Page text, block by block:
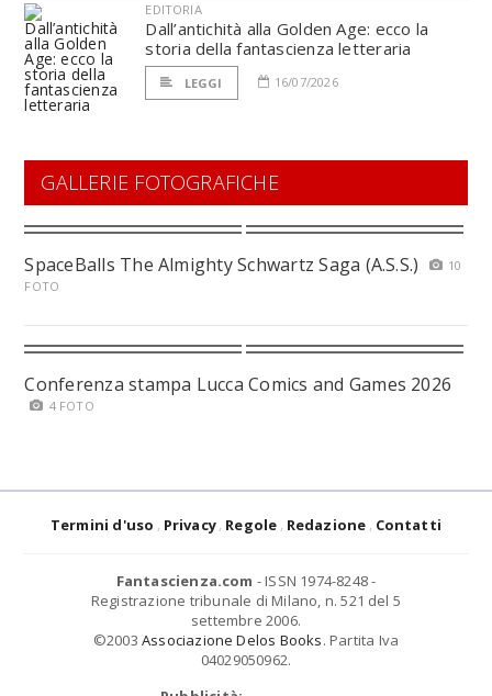
EDITORIA
Dall’antichità alla Golden Age: ecco la
storia della fantascienza letteraria
LEGGI 16/07/2026
GALLERIE FOTOGRAFICHE
SpaceBalls The Almighty Schwartz Saga (A.S.S.)
10
FOTO
Conferenza stampa Lucca Comics and Games 2026
4 FOTO
Termini d'uso Privacy Regole Redazione Contatti
Fantascienza.com - ISSN 1974-8248 -
Registrazione tribunale di Milano, n. 521 del 5
settembre 2006.
©2003 Associazione Delos Books. Partita Iva
04029050962.